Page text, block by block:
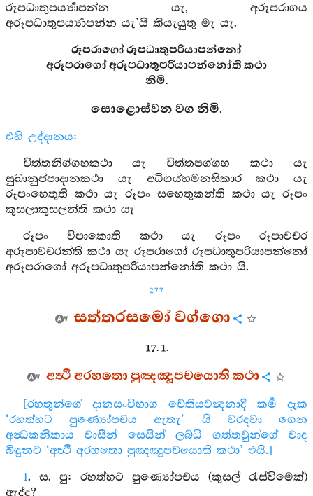
රූපධාතුපර්‍ය්‍යාපන්න යැ, අරූපරාගය
අරූපධාතුපර්‍ය්‍යාපන්න යැ’යි කියැයුතු මැ යැ.
රූපරාගෝ රූපධාතුපරියාපන්නෝ
අරූපරාගෝ අරූපධාතුපරියාපන්නෝති කථා
නිමි.
සොළොස්වන වග නිමි.
එහි උද්දානය:
චිත්තනිග්ගහකථා යැ චිත්තපග්ගහ කථා යැ
සුඛානුප්පාදානකථා යැ අධිගය්හමනසිකාර කථා යැ
රූපංහෙතූති කථා යැ රූපං සහෙතුකන්ති කථා යැ රූපං
කුසලාකුසලන්ති කථා යැ
රූපං විපාකොති කථා යැ රූපං රූපාවචර
අරූපාවචරන්ති කථා යැ රූපරාගෝ රූපධාතුපරියාපන්නෝ
අරූපරාගෝ අරූපධාතුපරියාපන්නෝති කථා යි.
277
සත්තරසමෝ වග්ගො
17. 1.
අත්‍ථි අරහතො පුඤඤූපචයොති කථා
[රහතුන්ගේ දානසංවිභාග චේතියවන්‍දනාදි කර්‍ම දැක
‘රහත්හට පුණ්‍යෝපචය ඇතැ’ යි වරදවා ගෙන
අන්‍ධකනිකාය වාසීන් සෙයින් ලබ්ධි ගත්තවුන්ගේ වාද
බිඳුනට ‘අත්‍ථි අරහතො පුඤඤුපචයොති කථා’ එයි.]
1. ස. පු: රහත්හට පුණ්‍යෝපචය (කුසල් රැස්විමෙක්)
ඇද්ද?